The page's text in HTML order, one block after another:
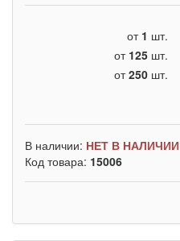
от 1 шт.
от 125 шт.
от250 шт.
В наличии: НЕТ В НАЛИЧИИ
Код товара: 15006